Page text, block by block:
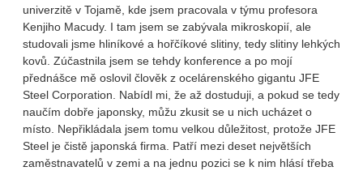
univerzitě v Tojamě, kde jsem pracovala v týmu profesora
Kenjiho Macudy. I tam jsem se zabývala mikroskopií, ale
studovali jsme hliníkové a hořčíkové slitiny, tedy slitiny lehkých
kovů. Zúčastnila jsem se tehdy konference a po mojí
přednášce mě oslovil člověk z ocelárenského gigantu JFE
Steel Corporation. Nabídl mi, že až dostuduji, a pokud se tedy
naučím dobře japonsky, můžu zkusit se u nich ucházet o
místo. Nepřikládala jsem tomu velkou důležitost, protože JFE
Steel je čistě japonská firma. Patří mezi deset největších
zaměstnavatelů v zemi a na jednu pozici se k nim hlásí třeba